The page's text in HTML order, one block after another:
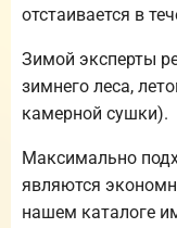
отстаивается в
Зимой эксперты
зимнего леса,
камерной сушки).
Максимально
являются
нашем каталоге